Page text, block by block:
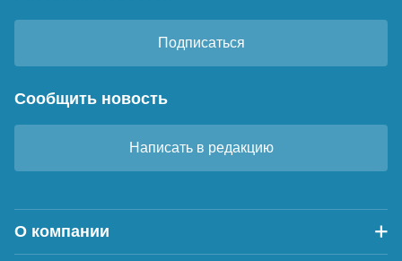
Подписаться
Сообщить новость
Написать в редакцию
О компании